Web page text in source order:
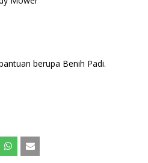
berupa Benih Padi.